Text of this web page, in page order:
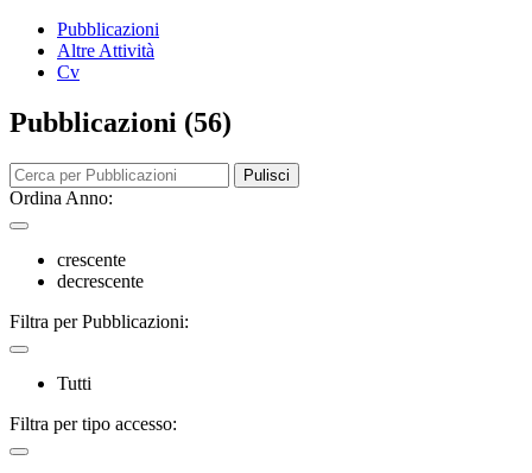
Pubblicazioni
Altre Attività
Cv
Pubblicazioni (56)
Pulisci
Ordina Anno:
crescente
decrescente
Filtra per Pubblicazioni:
Tutti
Filtra per tipo accesso: